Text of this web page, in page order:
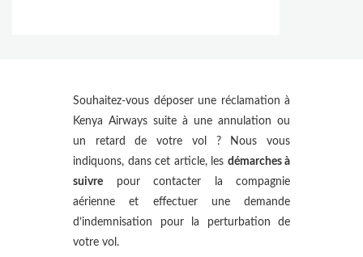
Souhaitez-vous déposer une réclamation à
Kenya Airways suite à une annulation ou
un retard de votre vol ? Nous vous
indiquons, dans cet article, les démarches à
suivre pour contacter la compagnie
aérienne et effectuer une demande
d’indemnisation pour la perturbation de
votre vol.